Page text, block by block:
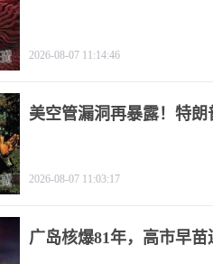
2026-08-07 11:14:46
美空管漏洞再暴露！特
2026-08-07 11:03:17
广岛核爆81年，高市早